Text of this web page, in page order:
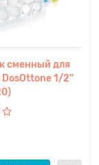
сменный для
DosOttone 1/2''